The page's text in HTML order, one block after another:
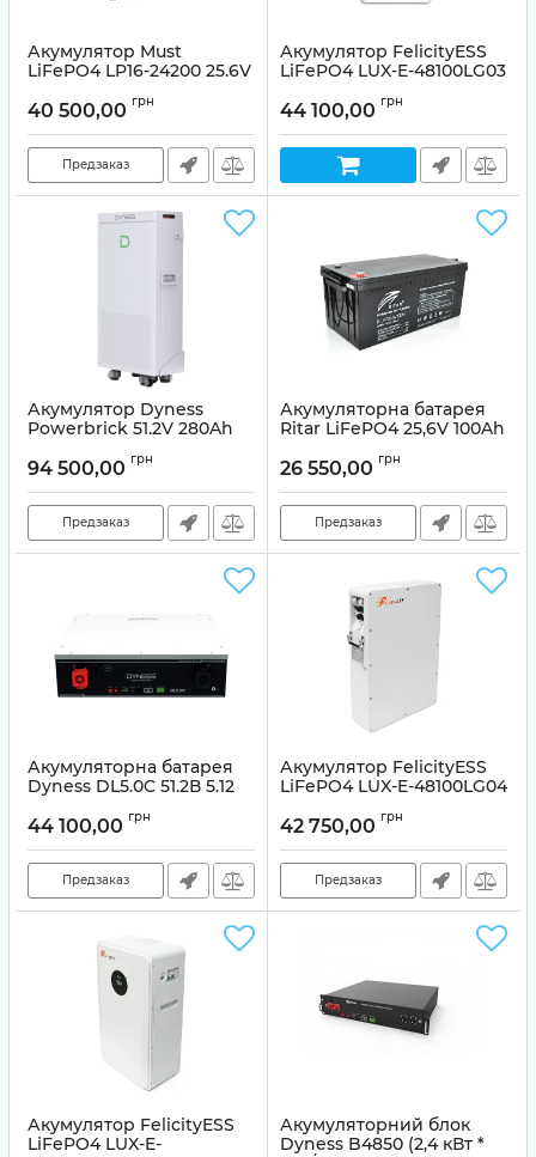
Акумулятор Must
LiFePO4 LP16-24200 25.6V
40 500,00 грн
Предзаказ
Акумулятор FelicityESS
LiFePO4 LUX-E-48100LG03
Артикул: 37455
44 100,00 грн
Акумулятор Dyness
Powerbrick 51.2V 280Ah
94 500,00 грн
Предзаказ
Акумуляторна батарея
Ritar LiFePO4 25,6V 100Ah
26 550,00 грн
Предзаказ
Акумуляторна батарея
Dyness DL5.0C 51.2В 5.12
Артикул: 00000020402
44 100,00 грн
Предзаказ
Акумулятор FelicityESS
LiFePO4 LUX-E-48100LG04
5,12kWh
42 750,00 грн
Предзаказ
Акумулятор FelicityESS
LiFePO4 LUX-E-
Акумуляторний блок
Dyness B4850 (2,4 кВт *